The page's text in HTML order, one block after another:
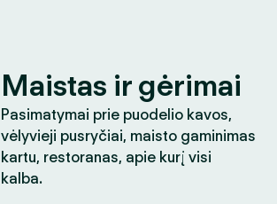
Maistas ir gėrimai
Pasimatymai prie puodelio kavos,
vėlyvieji pusryčiai, maisto gaminimas
kartu, restoranas, apie kurį visi
kalba.